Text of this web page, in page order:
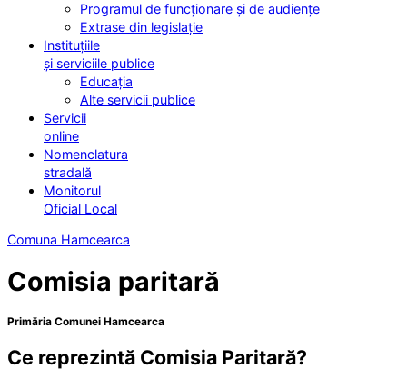
Programul de funcționare și de audiențe
Extrase din legislație
Instituțiile
și serviciile publice
Educația
Alte servicii publice
Servicii
online
Nomenclatura
stradală
Monitorul
Oficial Local
Comuna Hamcearca
Comisia paritară
Primăria Comunei Hamcearca
Ce reprezintă Comisia Paritară?